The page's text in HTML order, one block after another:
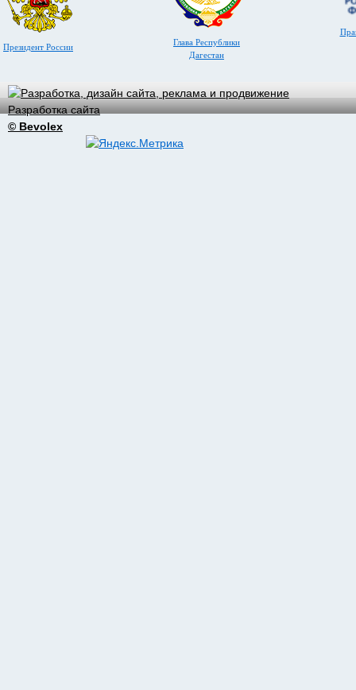
Президент России
Глава Республики
Дагестан
Разработка сайта
© Bevolex